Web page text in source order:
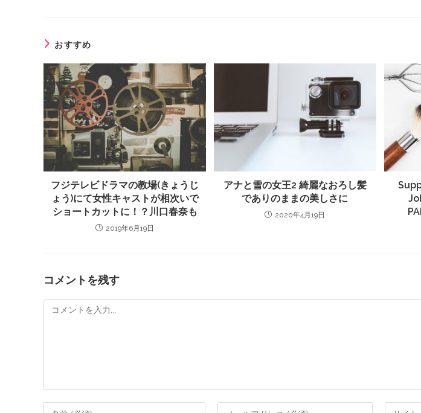
おすすめ
フジテレビドラマの教場(きょうじ
ょう)にて女性キャストが相次いで
ショートカットに！？川口春奈も
2019年6月19日
アナと雪の女王2 綺麗なおろし髪
でありのままの美しさに
2020年4月19日
コメントを残す